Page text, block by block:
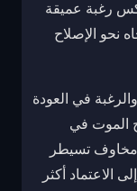
رغبة عميقة
نحو الإصلاح
في العودة
الموت في
تسيطر
الاعتماد أكثر